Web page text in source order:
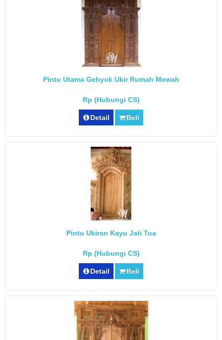
Pintu Utama Gebyok Ukir Rumah Mewah
Rp (Hubungi CS)
Detail Beli
Pintu Ukiran Kayu Jati Tua
Rp (Hubungi CS)
Detail Beli